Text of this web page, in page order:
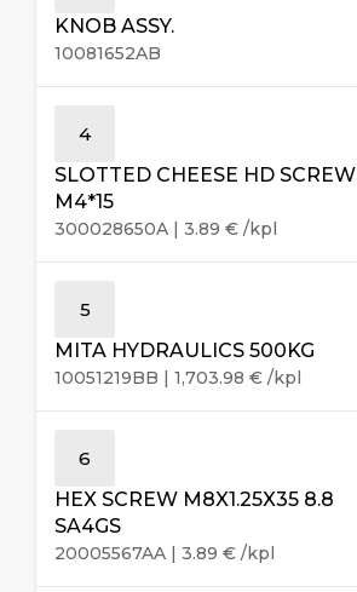
KNOB ASSY.
10081652AB
4
SLOTTED CHEESE HD SCREW
M4*15
300028650A | 3.89 € /kpl
5
MITA HYDRAULICS 500KG
10051219BB | 1,703.98 € /kpl
6
HEX SCREW M8X1.25X35 8.8
SA4GS
20005567AA | 3.89 € /kpl